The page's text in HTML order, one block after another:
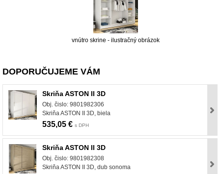
vnútro skrine - ilustračný obrázok
DOPORUČUJEME VÁM
Skriňa ASTON II 3D
Obj. čislo: 9801982306
Skriňa ASTON II 3D, biela
535,05 € s DPH
Skriňa ASTON II 3D
Obj. čislo: 9801982308
Skriňa ASTON II 3D, dub sonoma